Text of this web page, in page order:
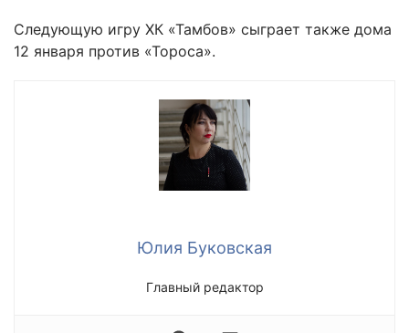
Следующую игру ХК «Тамбов» сыграет также дома
12 января против «Тороса».
Юлия Буковская
Главный редактор